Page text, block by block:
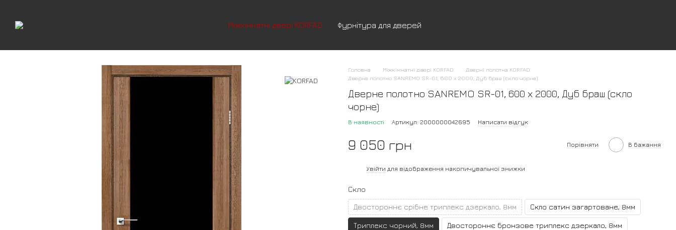
Міжкімнатні двері KORFAD Фурнітура для дверей
Головна Міжкімнатні двері KORFAD
Дверні полотна KORFAD
Дверне полотно SANREMO SR-01, 600 х 2000, Дуб браш (скло чорне)
Дверне полотно SANREMO SR-01, 600 х 2000, Дуб браш (скло
чорне)
В наявності Артикул: 2000000042695 Написати відгук
9 050 грн Порівняти В бажання
Увійти для відображення накопичувальної знижки
Скло
Двостороннє срібне триплекс дзеркало, 8мм Скло сатин загартоване, 8мм
Триплекс чорний, 8мм Двостороннє бронзове триплекс дзеркало, 8мм